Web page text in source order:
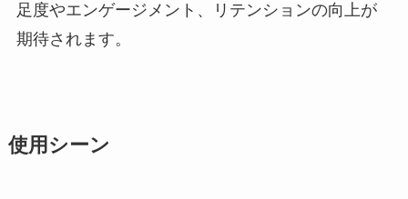
足度やエンゲージメント、リテンションの向上が
期待されます。
使用シーン